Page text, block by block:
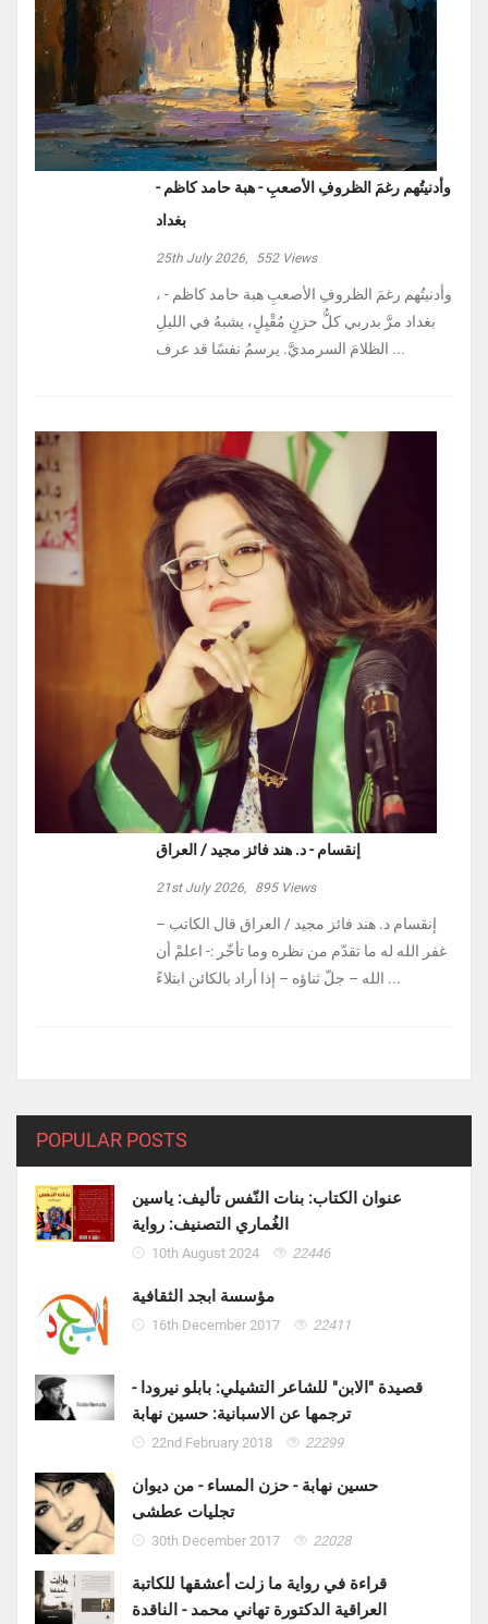
وأدنيتُهم رغمَ الظروفِ الأصعبِ - هبة حامد كاظم -
بغداد
25th July 2026, 552Views
، وأدنيتُهم رغمَ الظروفِ الأصعبِ هبة حامد كاظم -
بغداد مرَّ بدربي كلُّ حزنٍ مُقْبِلٍ، يشبهُ في الليلِ
الظلامَ السرمديَّ. يرسمُ نفسًا قد عرف ...
إنقسام - د. هند فائز مجيد / العراق
21st July 2026, 895Views
إنقسام د. هند فائز مجيد / العراق ‏قال الكاتب –
غفر الله له ما تقدّم من نظره وما تأخّر :- ‏اعلمْ أن
الله – جلّ ثناؤه – إذا أراد بالكائن ابتلاءً ...
POPULAR POSTS
عنوان الكتاب: بنات النّفس تأليف: ياسين
الغُماري التصنيف: رواية
10th August 2024 22446
مؤسسة ابجد الثقافية
16th December 2017 22411
قصيدة "الابن" للشاعر التشيلي: بابلو نيرودا -
ترجمها عن الاسبانية: حسين نهابة
22nd February 2018 22299
حسين نهابة - حزن المساء - من ديوان
تجليات عطشى
30th December 2017 22028
قراءة في رواية ما زلت أعشقها للكاتبة
العراقية الدكتورة تهاني محمد - الناقدة